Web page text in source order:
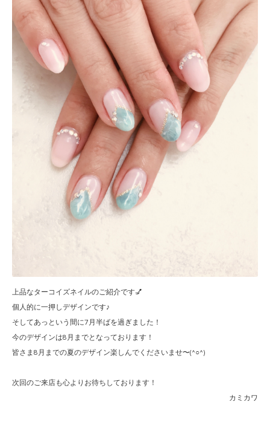
上品なターコイズネイルのご紹介です💅
個人的に一押しデザインです♪
そしてあっという間に7月半ばを過ぎました！
今のデザインは8月までとなっております！
皆さま8月までの夏のデザイン楽しんでくださいませ〜(^○^)
次回のご来店も心よりお待ちしております！
カミカワ